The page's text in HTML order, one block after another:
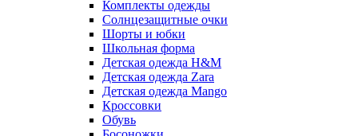
Комплекты одежды
Солнцезащитные очки
Шорты и юбки
Школьная форма
Детская одежда H&M
Детская одежда Zara
Детская одежда Mango
Кроссовки
Обувь